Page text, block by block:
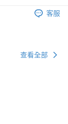
客服
查看全部